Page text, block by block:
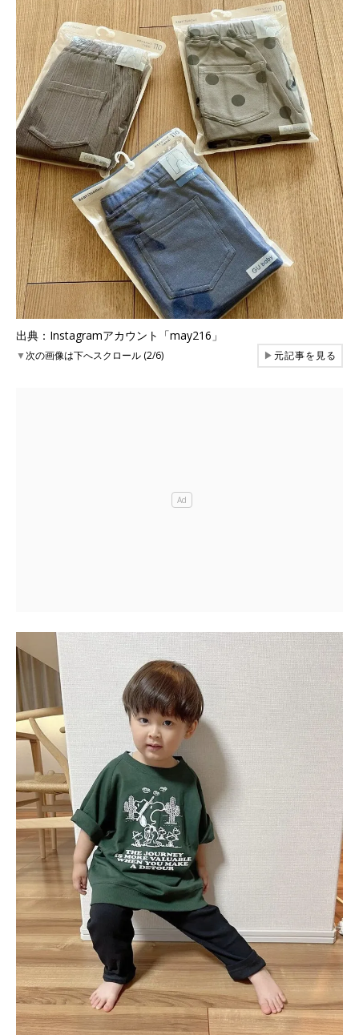
出典：Instagramアカウント「may216」
▼次の画像は下へスクロール (2/6) ▶元記事を見る